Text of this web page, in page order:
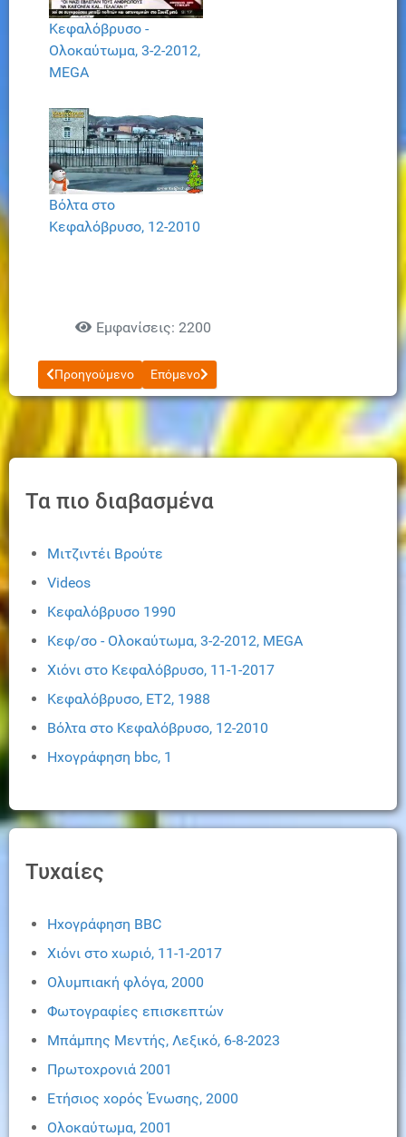
Κεφαλόβρυσο -
Ολοκαύτωμα, 3-2-2012,
ΜEGA
Βόλτα στο
Κεφαλόβρυσο, 12-2010
Εμφανίσεις: 2200
Προηγούμενο άρθρο: Κεφαλόβρυσο 1990
Προηγούμενο Επόμενο άρθρο: Μιτζιντέι Βρούτε
Επόμενο
Τα πιο διαβασμένα
Μιτζιντέι Βρούτε
Videos
Κεφαλόβρυσο 1990
Κεφ/σο - Ολοκαύτωμα, 3-2-2012, ΜEGA
Χιόνι στο Κεφαλόβρυσο, 11-1-2017
Κεφαλόβρυσο, ΕΤ2, 1988
Βόλτα στο Κεφαλόβρυσο, 12-2010
Ηχογράφηση bbc, 1
Τυχαίες
Ηχογράφηση BBC
Χιόνι στο χωριό, 11-1-2017
Ολυμπιακή φλόγα, 2000
Φωτογραφίες επισκεπτών
Μπάμπης Μεντής, Λεξικό, 6-8-2023
Πρωτοχρονιά 2001
Ετήσιος χορός Ένωσης, 2000
Ολοκαύτωμα, 2001